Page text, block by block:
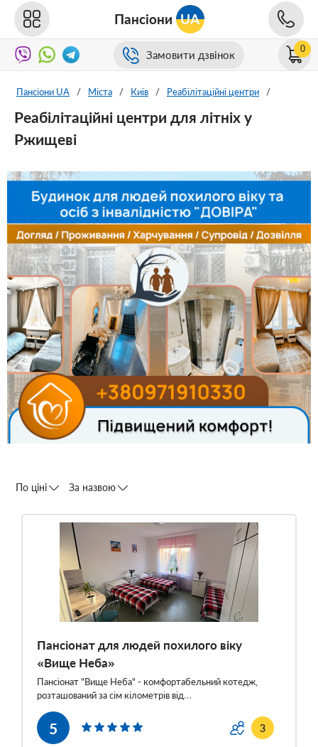
Пансіони UA
Замовити дзвінок 0
Пансіони UA / Міста / Київ / Реабілітаційні центри /
Реабілітаційні центри для літніх у
Ржищеві
По ціні За назвою
Пансіонат для людей похилого віку
«Вище Неба»
Пансіонат "Вище Неба" - комфортабельний котедж,
розташований за сім кілометрів від…
5 3